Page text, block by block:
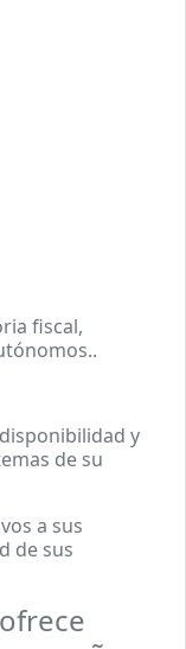
fiscal,
y
de su
a sus
de sus